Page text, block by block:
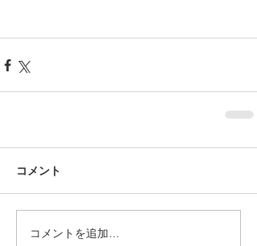
コメント
コメントを追加…